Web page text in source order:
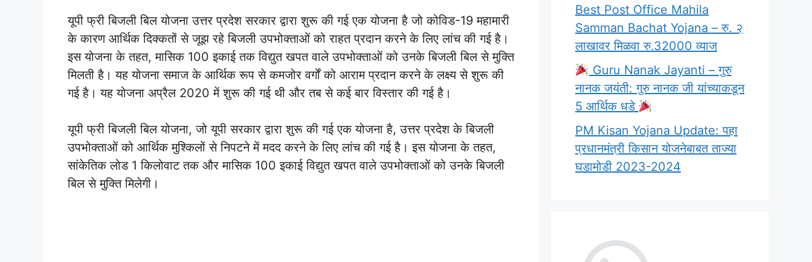
यूपी फ्री बिजली बिल योजना उत्तर प्रदेश सरकार द्वारा शुरू की गई एक योजना है जो कोविड-19 महामारी
के कारण आर्थिक दिक्कतों से जूझ रहे बिजली उपभोक्ताओं को राहत प्रदान करने के लिए लांच की गई है।
इस योजना के तहत, मासिक 100 इकाई तक विद्युत खपत वाले उपभोक्ताओं को उनके बिजली बिल से मुक्ति
मिलती है। यह योजना समाज के आर्थिक रूप से कमजोर वर्गों को आराम प्रदान करने के लक्ष्य से शुरू की
गई है। यह योजना अप्रैल 2020 में शुरू की गई थी और तब से कई बार विस्तार की गई है।
यूपी फ्री बिजली बिल योजना, जो यूपी सरकार द्वारा शुरू की गई एक योजना है, उत्तर प्रदेश के बिजली
उपभोक्ताओं को आर्थिक मुश्किलों से निपटने में मदद करने के लिए लांच की गई है। इस योजना के तहत,
सांकेतिक लोड 1 किलोवाट तक और मासिक 100 इकाई विद्युत खपत वाले उपभोक्ताओं को उनके बिजली
बिल से मुक्ति मिलेगी।
Best Post Office Mahila
Samman Bachat Yojana – रु. २
लाखावर मिळवा रु.32000 व्याज
Guru Nanak Jayanti – गुरु
नानक जयंती: गुरु नानक जी यांच्याकडून
5 आर्थिक धडे
PM Kisan Yojana Update: पहा
प्रधानमंत्री किसान योजनेबाबत ताज्या
घडामोडी 2023-2024